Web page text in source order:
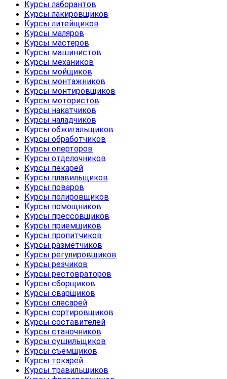
Курсы лаборантов
Курсы лакировщиков
Курсы литейщиков
Курсы маляров
Курсы мастеров
Курсы машинистов
Курсы механиков
Курсы мойщиков
Курсы монтажников
Курсы монтировщиков
Курсы мотористов
Курсы накатчиков
Курсы наладчиков
Курсы обжигальщиков
Курсы обработчиков
Курсы оперторов
Курсы отделочников
Курсы пекарей
Курсы плавильщиков
Курсы поваров
Курсы полировщиков
Курсы помощников
Курсы прессовщиков
Курсы приемщиков
Курсы пропитчиков
Курсы разметчиков
Курсы регулировщиков
Курсы резчиков
Курсы рестовраторов
Курсы сборщиков
Курсы сварщиков
Курсы слесарей
Курсы сортировщиков
Курсы составителей
Курсы станочников
Курсы сушильщиков
Курсы съемщиков
Курсы токарей
Курсы травильщиков